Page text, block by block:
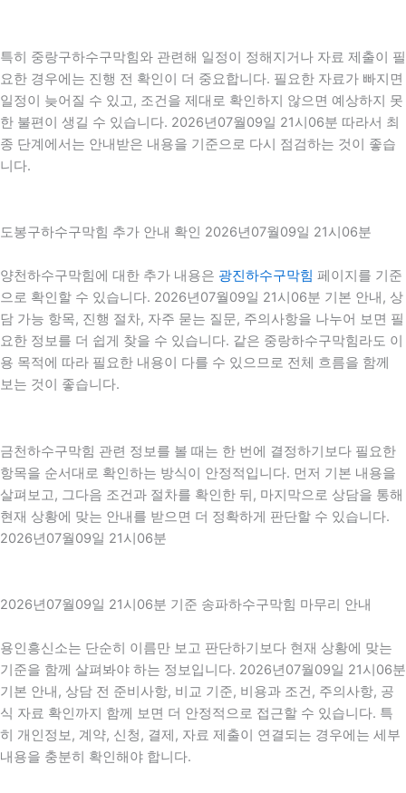
특히 중랑구하수구막힘와 관련해 일정이 정해지거나 자료 제출이 필
요한 경우에는 진행 전 확인이 더 중요합니다. 필요한 자료가 빠지면
일정이 늦어질 수 있고, 조건을 제대로 확인하지 않으면 예상하지 못
한 불편이 생길 수 있습니다. 2026년07월09일 21시06분 따라서 최
종 단계에서는 안내받은 내용을 기준으로 다시 점검하는 것이 좋습
니다.
도봉구하수구막힘 추가 안내 확인 2026년07월09일 21시06분
양천하수구막힘에 대한 추가 내용은 광진하수구막힘 페이지를 기준
으로 확인할 수 있습니다. 2026년07월09일 21시06분 기본 안내, 상
담 가능 항목, 진행 절차, 자주 묻는 질문, 주의사항을 나누어 보면 필
요한 정보를 더 쉽게 찾을 수 있습니다. 같은 중랑하수구막힘라도 이
용 목적에 따라 필요한 내용이 다를 수 있으므로 전체 흐름을 함께
보는 것이 좋습니다.
금천하수구막힘 관련 정보를 볼 때는 한 번에 결정하기보다 필요한
항목을 순서대로 확인하는 방식이 안정적입니다. 먼저 기본 내용을
살펴보고, 그다음 조건과 절차를 확인한 뒤, 마지막으로 상담을 통해
현재 상황에 맞는 안내를 받으면 더 정확하게 판단할 수 있습니다.
2026년07월09일 21시06분
2026년07월09일 21시06분 기준 송파하수구막힘 마무리 안내
용인흥신소는 단순히 이름만 보고 판단하기보다 현재 상황에 맞는
기준을 함께 살펴봐야 하는 정보입니다. 2026년07월09일 21시06분
기본 안내, 상담 전 준비사항, 비교 기준, 비용과 조건, 주의사항, 공
식 자료 확인까지 함께 보면 더 안정적으로 접근할 수 있습니다. 특
히 개인정보, 계약, 신청, 결제, 자료 제출이 연결되는 경우에는 세부
내용을 충분히 확인해야 합니다.